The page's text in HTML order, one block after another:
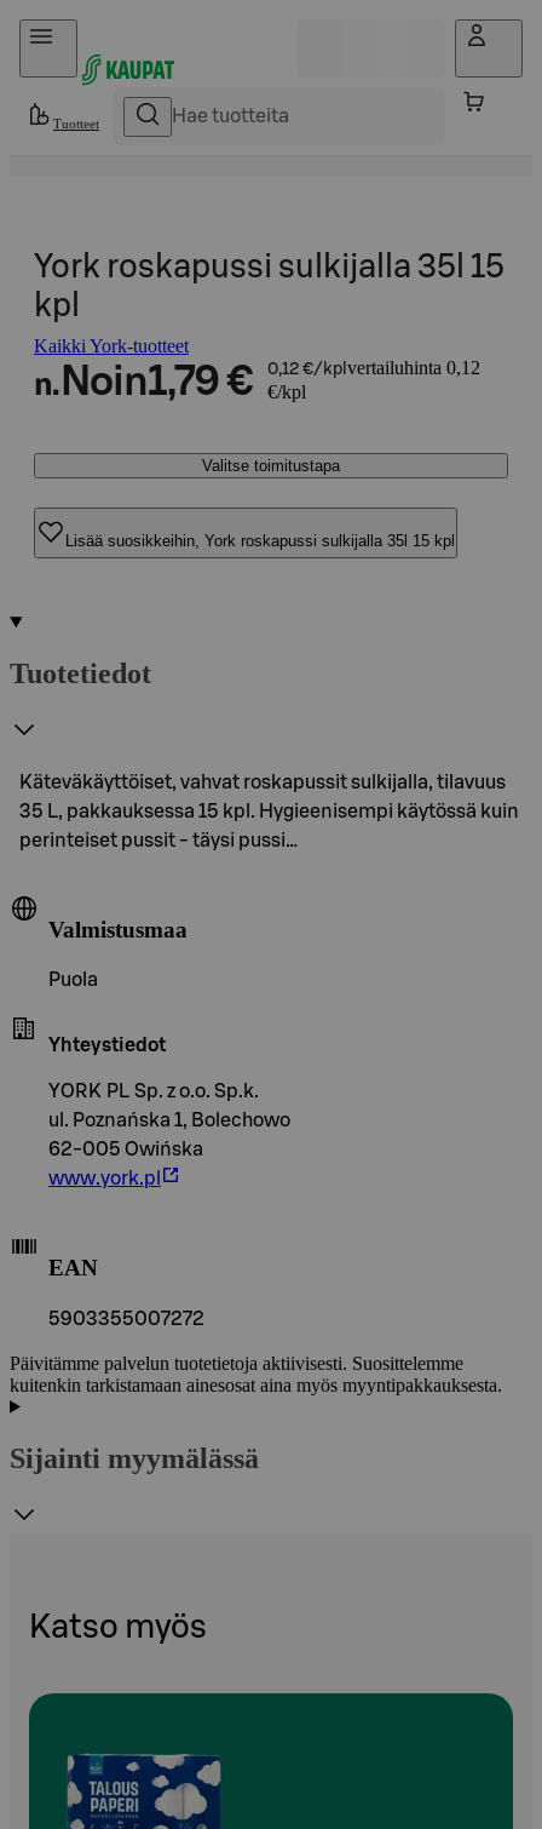
Hyppää sisältöön
Tuotteet
York roskapussi sulkijalla 35l 15
kpl
Kaikki York-tuotteet
n. Noin1,79 € 0,12 €/kpl vertailuhinta 0,12
€/kpl
Valitse toimitustapa
Lisää suosikkeihin, York roskapussi sulkijalla 35l 15 kpl
Tuotetiedot
Käteväkäyttöiset, vahvat roskapussit sulkijalla, tilavuus
35 L, pakkauksessa 15 kpl. Hygieenisempi käytössä kuin
perinteiset pussit - täysi pussi…
Valmistusmaa
Puola
Yhteystiedot
YORK PL Sp. z o.o. Sp.k.
ul. Poznańska 1, Bolechowo
62-005 Owińska
www.york.pl
EAN
5903355007272
Päivitämme palvelun tuotetietoja aktiivisesti. Suosittelemme
kuitenkin tarkistamaan ainesosat aina myös myyntipakkauksesta.
Sijainti myymälässä
Katso myös